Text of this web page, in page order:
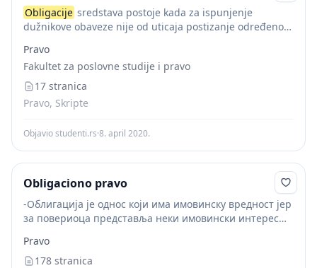
Obligacije sredstava postoje kada za ispunjenje
dužnikove obaveze nije od uticaja postizanje određenog
obligacije
dužnika, dok kod...
Pravo
Fakultet za poslovne studije i pravo
17 stranica
Pravo, Skripte
Objavio studenti.rs·8. april 2020.
Obligaciono pravo
-Облигација је однос који има имовинску вредност јер
за повериоца представља неки имовински интерес
којих се тај интерес не може...
Pravo
178 stranica